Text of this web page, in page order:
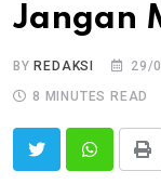
Jangan
BYREDAKSI 29/
8 MINUTES READ